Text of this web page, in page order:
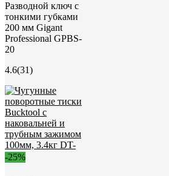
Разводной ключ с
тонкими губками
200 мм Gigant
Professional GPBS-
20
4.6(31)
-25%